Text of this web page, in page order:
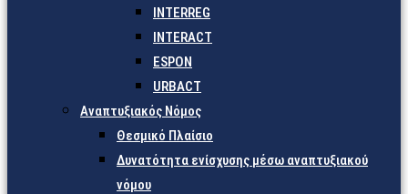
INTERREG
INTERACT
ESPON
URBACT
Αναπτυξιακός Νόμος
Θεσμικό Πλαίσιο
Δυνατότητα ενίσχυσης μέσω αναπτυξιακού
νόμου